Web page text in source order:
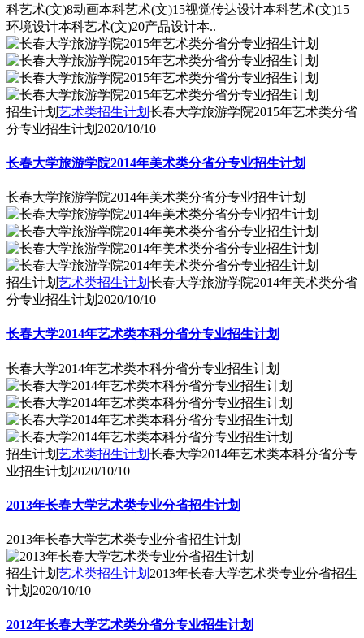
科艺术(文)8动画本科艺术(文)15视觉传达设计本科艺术(文)15
环境设计本科艺术(文)20产品设计本..
招生计划 艺术类招生计划 长春大学旅游学院2015年艺术类分省
分专业招生计划 2020/10/10
长春大学旅游学院2014年美术类分省分专业招生计划
长春大学旅游学院2014年美术类分省分专业招生计划
招生计划 艺术类招生计划 长春大学旅游学院2014年美术类分省
分专业招生计划 2020/10/10
长春大学2014年艺术类本科分省分专业招生计划
长春大学2014年艺术类本科分省分专业招生计划
招生计划 艺术类招生计划 长春大学2014年艺术类本科分省分专
业招生计划 2020/10/10
2013年长春大学艺术类专业分省招生计划
2013年长春大学艺术类专业分省招生计划
招生计划 艺术类招生计划 2013年长春大学艺术类专业分省招生
计划 2020/10/10
2012年长春大学艺术类分省分专业招生计划